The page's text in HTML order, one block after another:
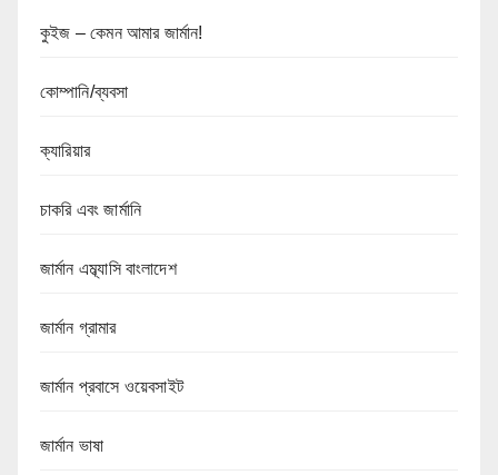
কুইজ – কেমন আমার জার্মান!
কোম্পানি/ব্যবসা
ক্যারিয়ার
চাকরি এবং জার্মানি
জার্মান এম্ব্যাসি বাংলাদেশ
জার্মান গ্রামার
জার্মান প্রবাসে ওয়েবসাইট
জার্মান ভাষা